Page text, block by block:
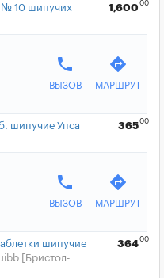
№ 10 шипучих
1,600 00
phone
ВЫЗОВ
directions
МАРШРУТ
шипучие Упса
36500
phone
ВЫЗОВ
directions
МАРШРУТ
шипучие
[Бристол-
36400